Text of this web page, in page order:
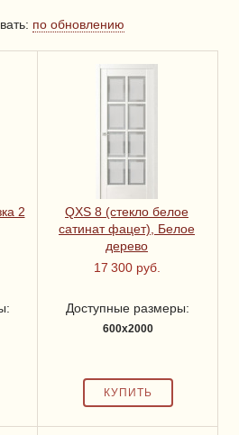
мм(2)
по обновлению
2
Доступные размеры:
600x2000
QХS 8 (стекло белое
сатинат фацет), Белое
дерево
17 300 руб.